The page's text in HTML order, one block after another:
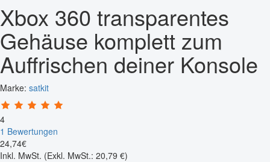
Xbox 360 transparentes
Gehäuse komplett zum
Auffrischen deiner Konsole
Marke: satkit
4
1 Bewertungen
24,74€
Inkl. MwSt. (Exkl. MwSt.: 20,79 €)